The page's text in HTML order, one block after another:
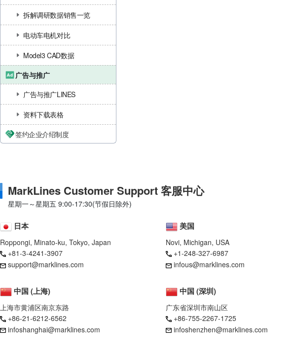
拆解调研数据销售一览
电动车电机对比
Model3 CAD数据
广告与推广
广告与推广LINES
资料下载表格
签约企业介绍制度
MarkLines Customer Support 客服中心
星期一～星期五 9:00-17:30(节假日除外)
日本
Roppongi, Minato-ku, Tokyo, Japan
+81-3-4241-3907
support@marklines.com
美国
Novi, Michigan, USA
+1-248-327-6987
infous@marklines.com
中国 (上海)
上海市黄浦区南京东路
+86-21-6212-6562
infoshanghai@marklines.com
中国 (深圳)
广东省深圳市南山区
+86-755-2267-1725
infoshenzhen@marklines.com